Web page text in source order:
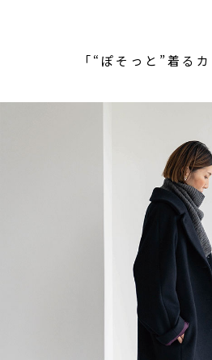
「“ぽそっと”着る